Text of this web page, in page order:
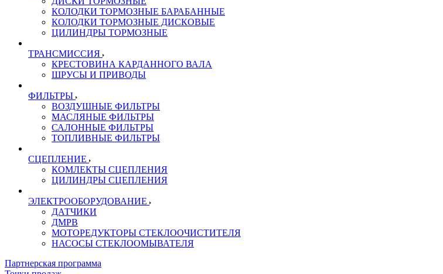
КОЛОДКИ ТОРМОЗНЫЕ БАРАБАННЫЕ
КОЛОДКИ ТОРМОЗНЫЕ ДИСКОВЫЕ
ЦИЛИНДРЫ ТОРМОЗНЫЕ
ТРАНСМИССИЯ
КРЕСТОВИНА КАРДАННОГО ВАЛА
ШРУСЫ И ПРИВОДЫ
ФИЛЬТРЫ
ВОЗДУШНЫЕ ФИЛЬТРЫ
МАСЛЯНЫЕ ФИЛЬТРЫ
САЛОННЫЕ ФИЛЬТРЫ
ТОПЛИВНЫЕ ФИЛЬТРЫ
СЦЕПЛЕНИЕ
КОМЛЕКТЫ СЦЕПЛЕНИЯ
ЦИЛИНДРЫ СЦЕПЛЕНИЯ
ЭЛЕКТРООБОРУДОВАНИЕ
ДАТЧИКИ
ДМРВ
МОТОРЕДУКТОРЫ СТЕКЛООЧИСТИТЕЛЯ
НАСОСЫ СТЕКЛООМЫВАТЕЛЯ
Партнерская программа